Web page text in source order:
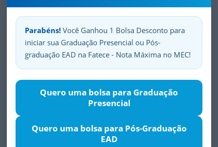
Parabéns! Você Ganhou 1 Bolsa Desconto para
iniciar sua Graduação Presencial ou Pós-
graduação EAD na Fatece - Nota Máxima no MEC!
Quero uma bolsa para Graduação
Presencial
Quero uma bolsa para Pós-Graduação
EAD
SuaFatece.Seuorgulho.
Coaching e Liderança para
Gestão de Pessoas
Justificativa